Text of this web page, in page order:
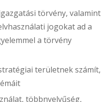
törvény, valamint
jogokat ad a
a törvény
területnek számít,
többnyelvűség,